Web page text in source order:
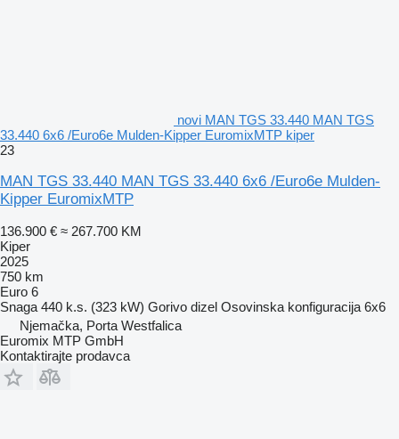
novi MAN TGS 33.440 MAN TGS
33.440 6x6 /Euro6e Mulden-Kipper EuromixMTP kiper
23
MAN TGS 33.440 MAN TGS 33.440 6x6 /Euro6e Mulden-
Kipper EuromixMTP
136.900 € ≈ 267.700 KM
Kiper
2025
750 km
Euro 6
Snaga 440 k.s. (323 kW) Gorivo dizel Osovinska konfiguracija 6x6
Njemačka, Porta Westfalica
Euromix MTP GmbH
Kontaktirajte prodavca